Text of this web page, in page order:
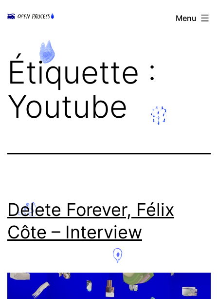
Open
Menu
Étiquette :
Youtube
Delete Forever, Félix
Côte – Interview